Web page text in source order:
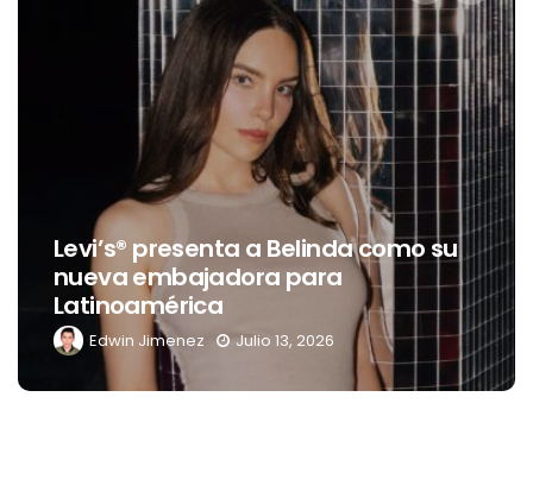
presenta a Belinda como su
para
Jimenez Julio 13, 2026
Destino
del Río y
Edwin